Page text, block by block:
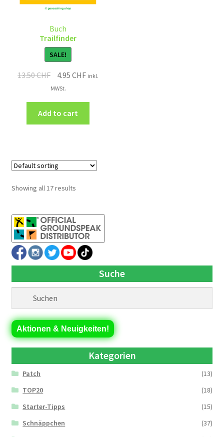
Buch
Trailfinder
SALE!
13.50CHF 4.95CHF inkl.
MWSt.
Add to cart
Showing all 17 results
Suche
Aktionen & Neuigkeiten!
Kategorien
Patch
(13)
TOP20
(18)
Starter-Tipps
(15)
Schnäppchen
(37)